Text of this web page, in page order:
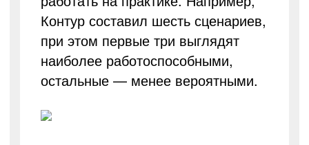
Контур составил шесть сценариев,
при этом первые три выглядят
наиболее работоспособными,
остальные — менее вероятными.